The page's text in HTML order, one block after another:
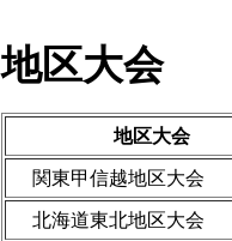
地区大会
地区大会
関東甲信越地区大会
北海道東北地区大会